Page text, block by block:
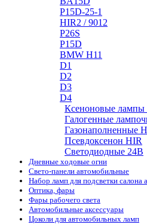
P15D-25-1
HIR2 / 9012
P26S
P15D
BMW H11
D1
D2
D3
D4
Ксеноновые
Галогенные
Газонаполненные
Псевдоксенон HIR
Cветодиодные 24B
Дневные ходовые огни
Свето-панели автомобильные
Набор ламп для подсветки салона
Оптика, фары
Фары рабочего света
Автомобильные аксессуары
Цоколи для автомобильных ламп